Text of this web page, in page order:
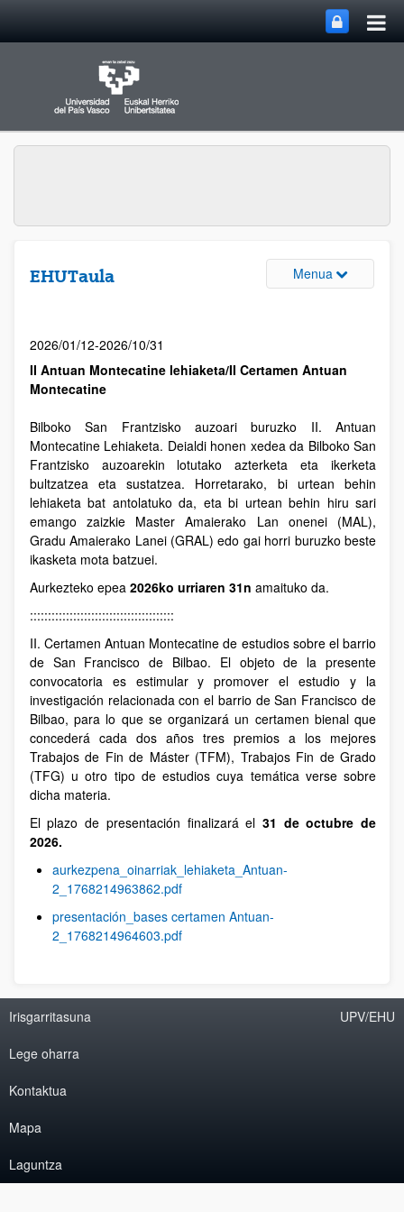
EHUTaula Menua
2026/01/12-2026/10/31
II Antuan Montecatine lehiaketa/II Certamen Antuan
Montecatine
Bilboko San Frantzisko auzoari buruzko II. Antuan
Montecatine Lehiaketa. Deialdi honen xedea da Bilboko San
Frantzisko auzoarekin lotutako azterketa eta ikerketa
bultzatzea eta sustatzea. Horretarako, bi urtean behin
lehiaketa bat antolatuko da, eta bi urtean behin hiru sari
emango zaizkie Master Amaierako Lan onenei (MAL),
Gradu Amaierako Lanei (GRAL) edo gai horri buruzko beste
ikasketa mota batzuei.
Aurkezteko epea 2026ko urriaren 31n amaituko da.
::::::::::::::::::::::::::::::::::::::::
II. Certamen Antuan Montecatine de estudios sobre el barrio
de San Francisco de Bilbao. El objeto de la presente
convocatoria es estimular y promover el estudio y la
investigación relacionada con el barrio de San Francisco de
Bilbao, para lo que se organizará un certamen bienal que
concederá cada dos años tres premios a los mejores
Trabajos de Fin de Máster (TFM), Trabajos Fin de Grado
(TFG) u otro tipo de estudios cuya temática verse sobre
dicha materia.
El plazo de presentación finalizará el 31 de octubre de
2026.
aurkezpena_oinarriak_lehiaketa_Antuan-
2_1768214963862.pdf
presentación_bases certamen Antuan-
2_1768214964603.pdf
Irisgarritasuna
Lege oharra
Kontaktua
Mapa
Laguntza
UPV/EHU